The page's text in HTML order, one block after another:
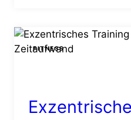
FITNESS